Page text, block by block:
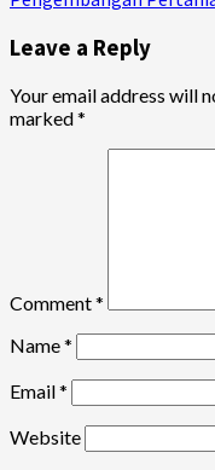
Leave a Reply
Your email address will
marked*
Comment*
Name*
Email*
Website